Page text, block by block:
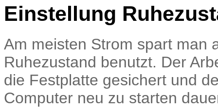
Einstellung
Am meisten Strom spart man
Ruhezustand benutzt. Der
die Festplatte gesichert und
Computer neu zu starten